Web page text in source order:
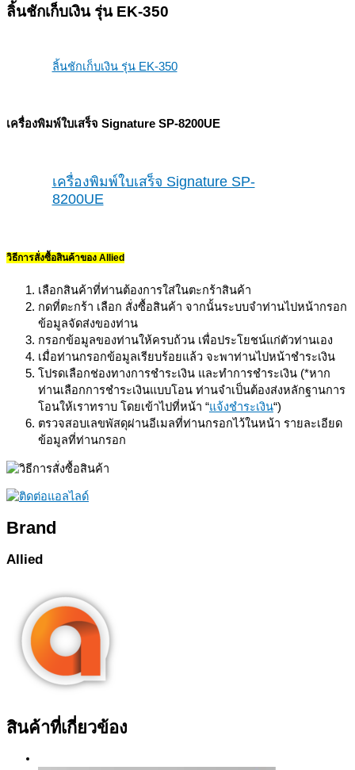
ลิ้นชักเก็บเงิน รุ่น EK-350
ลิ้นชักเก็บเงิน รุ่น EK-350
เครื่องพิมพ์ใบเสร็จ Signature SP-8200UE
เครื่องพิมพ์ใบเสร็จ Signature SP-
8200UE
วิธีการสั่งซื้อสินค้าของ Allied
เลือกสินค้าที่ท่านต้องการใส่ในตะกร้าสินค้า
กดที่ตะกร้า เลือก สั่งซื้อสินค้า จากนั้นระบบจำท่านไปหน้ากรอก
ข้อมูลจัดส่งของท่าน
กรอกข้อมูลของท่านให้ครบถ้วน เพื่อประโยชน์แก่ตัวท่านเอง
เมื่อท่านกรอกข้อมูลเรียบร้อยแล้ว จะพาท่านไปหน้าชำระเงิน
โปรดเลือกช่องทางการชำระเงิน และทำการชำระเงิน (*หาก
ท่านเลือกการชำระเงินแบบโอน ท่านจำเป็นต้องส่งหลักฐานการ
โอนให้เราทราบ โดยเข้าไปที่หน้า “แจ้งชำระเงิน“)
ตรวจสอบเลขพัสดุผ่านอีเมลที่ท่านกรอกไว้ในหน้า รายละเอียด
ข้อมูลที่ท่านกรอก
Brand
Allied
สินค้าที่เกี่ยวข้อง